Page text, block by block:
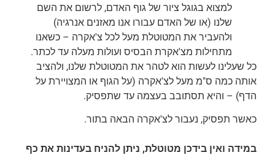
למצוא בגוגל ציור של גוף האדם, לרשום את השם
שלנו (או של האדם עבורו אנו מאזנים אנרגיה)
ולהעביר את המטוטלת מעל לכל צ'אקרה – כשאנו
מתחילות מצ'אקרת הבסיס ועולות מעלה עד לכתר.
כל שעלינו לעשות הוא לטהר את המטוטלת שלנו, ולהציב
אותה כמה ס"מ מעל לצ'אקרה (על הגוף או המצויירת על
הדף) – והיא תסתובב בעצמה עד שתפסיק.
כאשר תפסיק, נעבור לצ'אקרה הבאה בתור.
במידה ואין בידכן מטוטלת, ניתן להניח בעדינות את כף